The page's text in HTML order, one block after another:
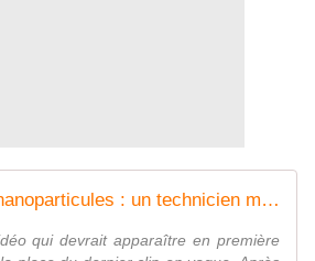
Pulvérisation de nanoparticules : un technicien militaire allemand confirme les épandages - MOINS de BIENS PLUS de LIENS
qui devrait apparaître en première